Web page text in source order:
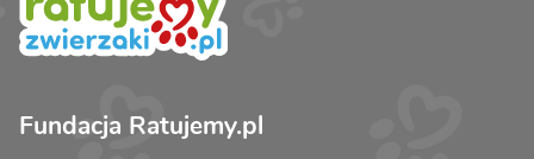
Fundacja Ratujemy.pl